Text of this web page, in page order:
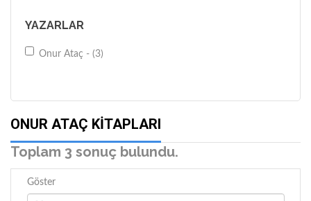
YAZARLAR
Onur Ataç - (3)
ONUR ATAÇ KITAPLARI
Toplam 3 sonuç bulundu.
Göster